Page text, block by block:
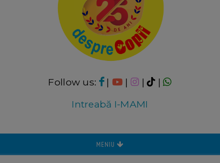
Follow us: | | |
|
Intreabă I-MAMI
MENIU